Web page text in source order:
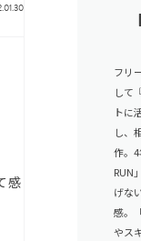
感
フリ
して
トに
し、
作。
RUN
げな
感。
やス